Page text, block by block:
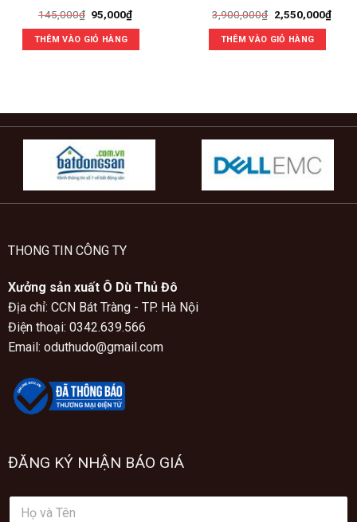
145,000₫ Giá
gốc
là:
145,000₫.
95,000₫Giá
THÊM VÀO GIỎ HÀNG
3,900,000₫ Giá
gốc
là:
3,900,000₫.
2,550,000₫Giá
hiện
THÊM VÀO GIỎ HÀNG
THONG TIN CÔNG TY
Xưởng sản xuất Ô Dù Thủ Đô
Địa chỉ: CCN Bát Tràng - TP. Hà Nội
Điện thoại: 0342.639.566
Email: oduthudo@gmail.com
ĐĂNG KÝ NHẬN BÁO GIÁ
H